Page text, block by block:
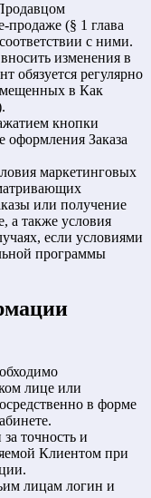
(§ 1 глава
с ними.
изменения в
обязуется регулярно
в Как
кнопки
оформления Заказа
маркетинговых
или получение
а также условия
если условиями
программы
лице или
в форме
точность и
Клиентом при
лицам логин и